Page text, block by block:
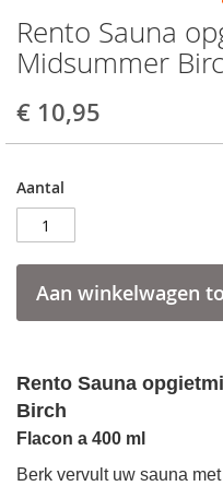
Rento Sauna
Midsummer
€ 10,95
Aantal
Aan winkelwagen
Rento Sauna
Birch
Flacon a 400 ml
Berk vervult uw sauna
Skip
to
the
of
gallery